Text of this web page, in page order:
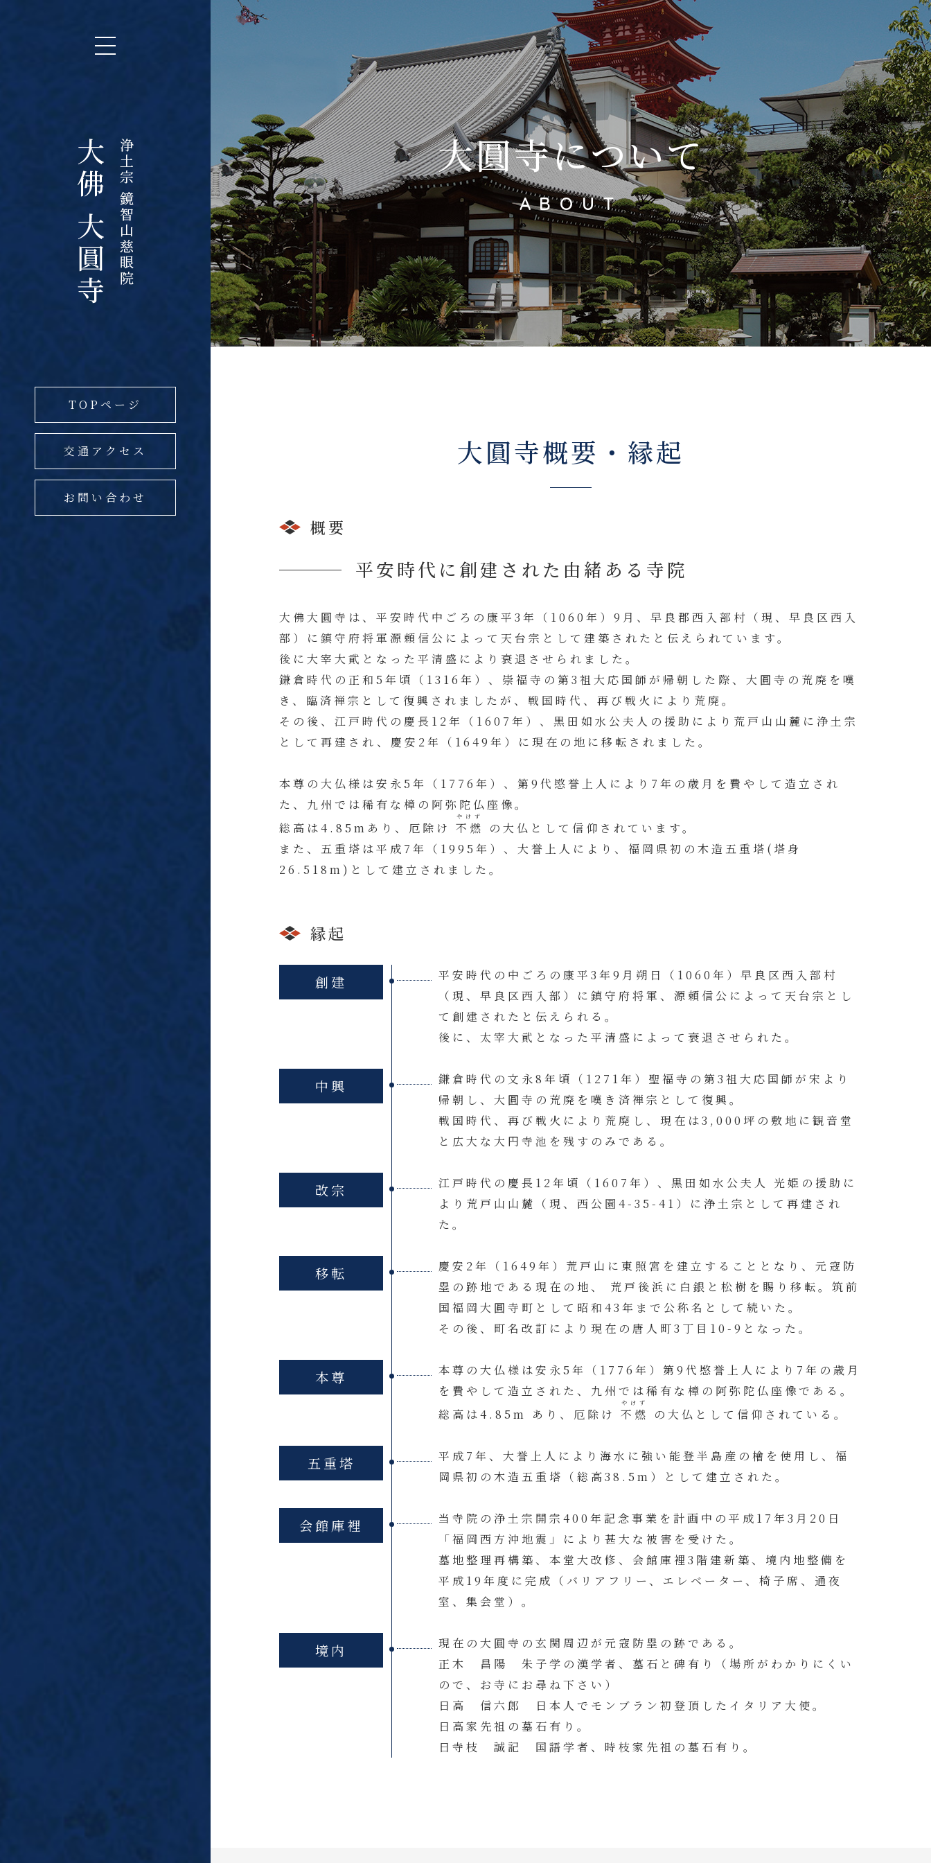
TOPページ
交通アクセス
お問い合わせ
大圓寺について
ABOUT
大圓寺概要・縁起
概要
平安時代に創建された 由緒ある寺院
大佛大圓寺は、平安時代中ごろの康平3年（1060年）9月、早良郡西入部村（現、早良区西入
部）に鎮守府将軍源頼信公によって天台宗として建築されたと伝えられています。
後に大宰大貮となった平清盛により衰退させられました。
鎌倉時代の正和5年頃（1316年）、崇福寺の第3祖大応国師が帰朝した際、大圓寺の荒廃を嘆
き、臨済禅宗として復興されましたが、戦国時代、再び戦火により荒廃。
その後、江戸時代の慶長12年（1607年）、黒田如水公夫人の援助により荒戸山山麓に浄土宗
として再建され、慶安2年（1649年）に現在の地に移転されました。
本尊の大仏様は安永5年（1776年）、第9代愍誉上人により7年の歳月を費やして造立され
た、九州では稀有な樟の阿弥陀仏座像。
総高は4.85mあり、厄除け不燃
やけず
の大仏として信仰されています。
また、五重塔は平成7年（1995年）、大誉上人により、福岡県初の木造五重塔(塔身
26.518m)として建立されました。
縁起
創建
平安時代の中ごろの康平3年9月朔日（1060年）早良区西入部村
（現、早良区西入部）に鎮守府将軍、源頼信公によって天台宗とし
て創建されたと伝えられる。
後に、太宰大貮となった平清盛によって衰退させられた。
中興
鎌倉時代の文永8年頃（1271年）聖福寺の第3祖大応国師が宋より
帰朝し、大圓寺の荒廃を嘆き済禅宗として復興。
戦国時代、再び戦火により荒廃し、現在は3,000坪の敷地に観音堂
と広大な大円寺池を残すのみである。
改宗
江戸時代の慶長12年頃（1607年）、黒田如水公夫人 光姫の援助に
より荒戸山山麓（現、西公園4-35-41）に浄土宗として再建され
た。
移転
慶安2年（1649年）荒戸山に東照宮を建立することとなり、元寇防
塁の跡地である現在の地、 荒戸後浜に白銀と松樹を賜り移転。筑前
国福岡大圓寺町として昭和43年まで公称名として続いた。
その後、町名改訂により現在の唐人町3丁目10-9となった。
本尊
本尊の大仏様は安永5年（1776年）第9代愍誉上人により7年の歳月
を費やして造立された、九州では稀有な樟の阿弥陀仏座像である。
総高は4.85m あり、厄除け不燃
やけず
の大仏として信仰されている。
五重塔
平成7年、大誉上人により海水に強い能登半島産の檜を使用し、福
岡県初の木造五重塔（総高38.5m）として建立された。
会館庫裡
当寺院の浄土宗開宗400年記念事業を計画中の平成17年3月20日
「福岡西方沖地震」により甚大な被害を受けた。
墓地整理再構築、本堂大改修、会館庫裡3階建新築、境内地整備を
平成19年度に完成（バリアフリー、エレベーター、椅子席、通夜
室、集会堂）。
境内
現在の大圓寺の玄関周辺が元寇防塁の跡である。
正木 昌陽 朱子学の漢学者、墓石と碑有り（場所がわかりにくい
ので、お寺にお尋ね下さい）
日高 信六郎 日本人でモンブラン初登頂したイタリア大使。
日高家先祖の墓石有り。
日寺枝 誠記 国語学者、時枝家先祖の墓石有り。